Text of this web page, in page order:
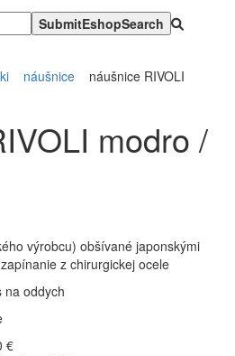
náušnice
náušnice RIVOLI
modro /
výrobcu) obšívané japonskými
z chirurgickej ocele
na oddych
€